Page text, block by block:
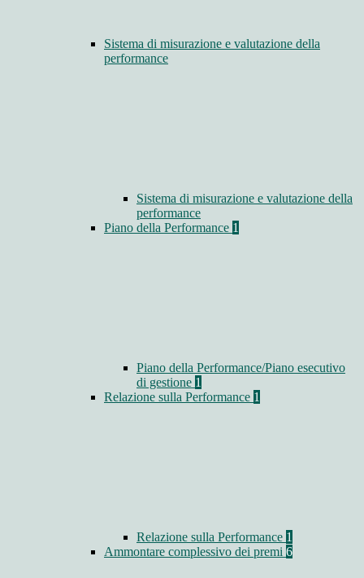
Sistema di misurazione e valutazione della
performance
Sistema di misurazione e valutazione della
performance
Piano della Performance 1
Piano della Performance/Piano esecutivo
di gestione 1
Relazione sulla Performance 1
Relazione sulla Performance 1
Ammontare complessivo dei premi 6